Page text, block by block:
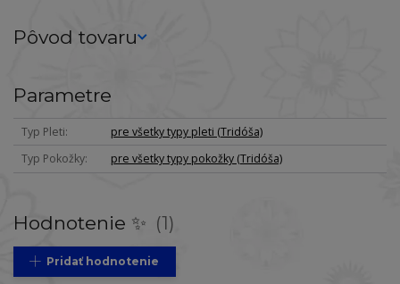
Pôvod tovaru
Parametre
Typ Pleti
pre všetky typy pleti (Tridóša)
Typ Pokožky
pre všetky typy pokožky (Tridóša)
Hodnotenie ✨ 1
Pridať hodnotenie